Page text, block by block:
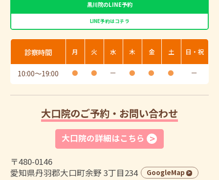
黒川院のLINE予約
LINE予約はコチラ
診察時間 月 火 水 木 金 土 日・祝
10:00〜19:00 ● ● ー ● ● ● ー
大口院のご予約・お問い合わせ
大口院の詳細はこちら
〒480-0146
愛知県丹羽郡大口町余野 3丁目234
GoogleMap